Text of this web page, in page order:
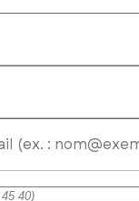
vous
de Castres sous